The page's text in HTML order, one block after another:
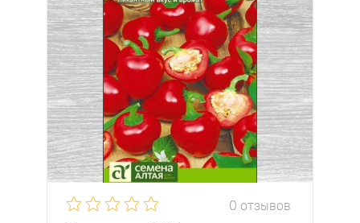
0 отзывов